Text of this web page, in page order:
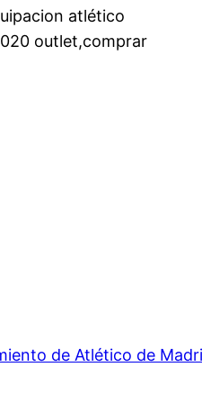
atlético
outlet,comprar
de Atlético de